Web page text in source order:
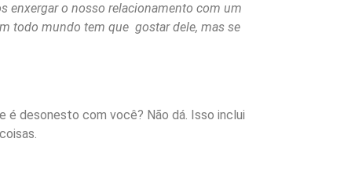
enxergar o nosso relacionamento com um
todo mundo tem que gostar dele, mas se
desonesto com você? Não dá. Isso inclui